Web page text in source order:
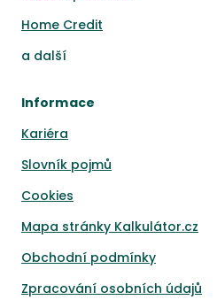
Home Credit
a další
Informace
Kariéra
Slovník pojmů
Cookies
Mapa stránky Kalkulátor.cz
Obchodní podmínky
Zpracování osobních údajů